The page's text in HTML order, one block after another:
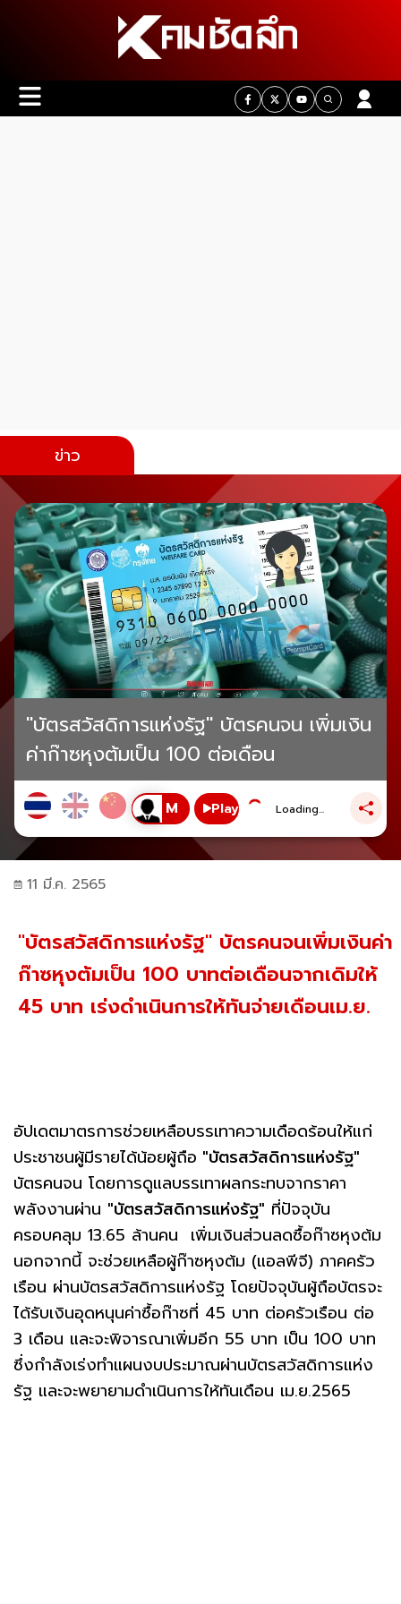
ข่าว
"บัตรสวัสดิการแห่งรัฐ" บัตรคนจน เพิ่มเงิน
ค่าก๊าซหุงต้มเป็น 100 ต่อเดือน
Play Loading...
11 มี.ค. 2565
"บัตรสวัสดิการแห่งรัฐ" บัตรคนจนเพิ่มเงินค่า
ก๊าซหุงต้มเป็น 100 บาทต่อเดือนจากเดิมให้
45 บาท เร่งดำเนินการให้ทันจ่ายเดือนเม.ย.
อัปเดตมาตรการช่วยเหลือบรรเทาความเดือดร้อนให้แก่
ประชาชนผู้มีรายได้น้อยผู้ถือ "บัตรสวัสดิการแห่งรัฐ"
บัตรคนจน โดยการดูแลบรรเทาผลกระทบจากราคา
พลังงานผ่าน "บัตรสวัสดิการแห่งรัฐ" ที่ปัจจุบัน
ครอบคลุม 13.65 ล้านคน เพิ่มเงินส่วนลดซื้อก๊าซหุงต้ม
นอกจากนี้ จะช่วยเหลือผู้ก๊าซหุงต้ม (แอลพีจี) ภาคครัว
เรือน ผ่านบัตรสวัสดิการแห่งรัฐ โดยปัจจุบันผู้ถือบัตรจะ
ได้รับเงินอุดหนุนค่าซื้อก๊าซที่ 45 บาท ต่อครัวเรือน ต่อ
3 เดือน และจะพิจารณาเพิ่มอีก 55 บาท เป็น 100 บาท
ซึ่งกำลังเร่งทำแผนงบประมาณผ่านบัตรสวัสดิการแห่ง
รัฐ และจะพยายามดำเนินการให้ทันเดือน เม.ย.2565